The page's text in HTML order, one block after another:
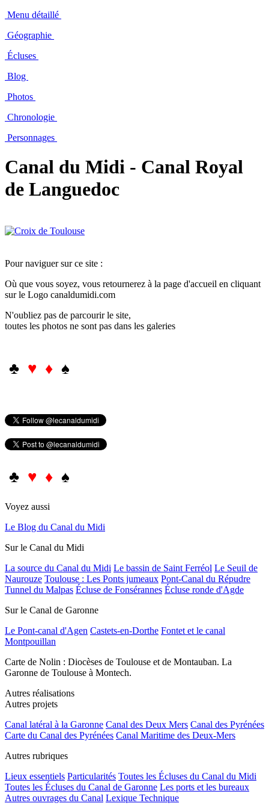
Menu détaillé
Géographie
Écluses
Blog
Photos
Chronologie
Personnages
Canal du Midi - Canal Royal
de Languedoc
Pour naviguer sur ce site :
Où que vous soyez, vous retournerez à la page d'accueil en cliquant
sur le Logo canaldumidi.com
N'oubliez pas de parcourir le site,
toutes les photos ne sont pas dans les galeries
♣ ♥ ♦ ♠
♣ ♥ ♦ ♠
Voyez aussi
Le Blog du Canal du Midi
Sur le Canal du Midi
La source du Canal du Midi Le bassin de Saint Ferréol Le Seuil de
Naurouze Toulouse : Les Ponts jumeaux Pont-Canal du Répudre
Tunnel du Malpas Écluse de Fonsérannes Écluse ronde d'Agde
Sur le Canal de Garonne
Le Pont-canal d'Agen Castets-en-Dorthe Fontet et le canal
Montpouillan
Carte de Nolin : Diocèses de Toulouse et de Montauban. La
Garonne de Toulouse à Montech.
Autres réalisations
Autres projets
Canal latéral à la Garonne Canal des Deux Mers Canal des Pyrénées
Carte du Canal des Pyrénées Canal Maritime des Deux-Mers
Autres rubriques
Lieux essentiels Particularités Toutes les Écluses du Canal du Midi
Toutes les Écluses du Canal de Garonne Les ports et les bureaux
Autres ouvrages du Canal Lexique Technique